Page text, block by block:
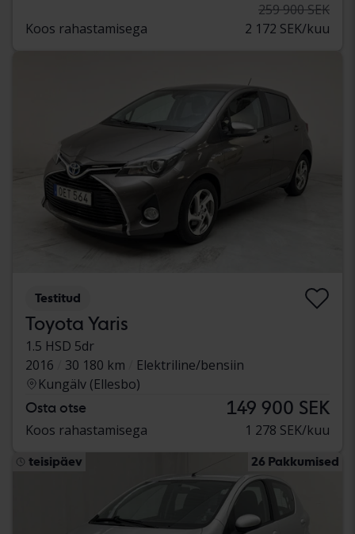
259 900 SEK
Koos rahastamisega
2 172 SEK/kuu
Testitud
Toyota Yaris
1.5 HSD 5dr
2016
30 180 km
Elektriline/bensiin
Kungälv (Ellesbo)
Osta otse 149 900 SEK
Koos rahastamisega 1 278 SEK/kuu
teisipäev 26 Pakkumised